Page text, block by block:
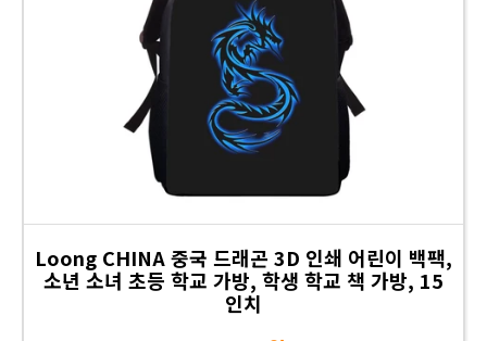
Loong CHINA 중국 드래곤 3D 인쇄 어린이 백팩,
소년 소녀 초등 학교 가방, 학생 학교 책 가방, 15
인치